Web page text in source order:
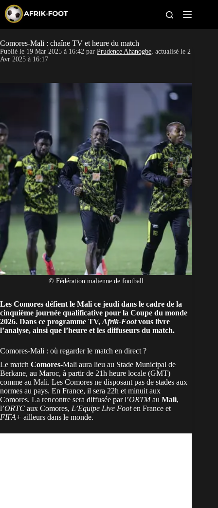
p
o
c
CAN féminine
Classement
Paris sportifs
Comores-Mali : chaîne TV et heure du match
Publié le 19 Mar 2025 à 16:42 par Prudence Ahanogbe, actualisé le 2
Avr 2025 à 16:17
© Fédération malienne de football
Les Comores défient le Mali ce jeudi dans le cadre de la
cinquième journée qualificative pour la Coupe du monde
2026. Dans ce programme TV, Afrik-Footvous livre
l’analyse, ainsi que l’heure et les diffuseurs du match.
Comores-Mali : où regarder le match en direct ?
Le match Comores-Mali aura lieu au Stade Municipal de
Berkane, au Maroc, à partir de 21h heure locale (GMT)
comme au Mali. Les Comores ne disposant pas de stades aux
normes au pays. En France, il sera 22h et minuit aux
Comores. La rencontre sera diffusée par l’ORTMau Mali,
l’ORTC aux Comores, L’Equipe Live Footen France et
FIFA+ ailleurs dans le monde.